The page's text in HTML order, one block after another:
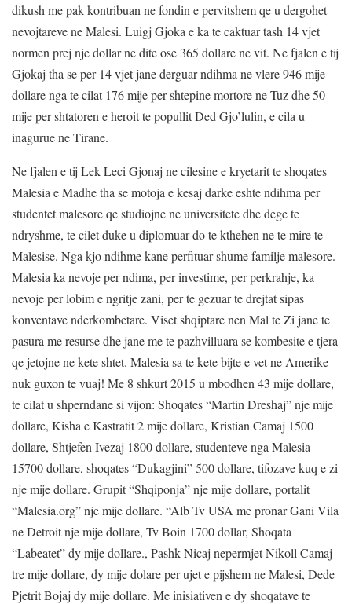
dikush me pak kontribuan ne fondin e pervitshem qe u dergohet
nevojtareve ne Malesi. Luigj Gjoka e ka te caktuar tash 14 vjet
normen prej nje dollar ne dite ose 365 dollare ne vit. Ne fjalen e tij
Gjokaj tha se per 14 vjet jane derguar ndihma ne vlere 946 mije
dollare nga te cilat 176 mije per shtepine mortore ne Tuz dhe 50
mije per shtatoren e heroit te popullit Ded Gjo’lulin, e cila u
inagurue ne Tirane.
Ne fjalen e tij Lek Leci Gjonaj ne cilesine e kryetarit te shoqates
Malesia e Madhe tha se motoja e kesaj darke eshte ndihma per
studentet malesore qe studiojne ne universitete dhe dege te
ndryshme, te cilet duke u diplomuar do te kthehen ne te mire te
Malesise. Nga kjo ndihme kane perfituar shume familje malesore.
Malesia ka nevoje per ndima, per investime, per perkrahje, ka
nevoje per lobim e ngritje zani, per te gezuar te drejtat sipas
konventave nderkombetare. Viset shqiptare nen Mal te Zi jane te
pasura me resurse dhe jane me te pazhvilluara se kombesite e tjera
qe jetojne ne kete shtet. Malesia sa te kete bijte e vet ne Amerike
nuk guxon te vuaj! Me 8 shkurt 2015 u mbodhen 43 mije dollare,
te cilat u shperndane si vijon: Shoqates “Martin Dreshaj” nje mije
dollare, Kisha e Kastratit 2 mije dollare, Kristian Camaj 1500
dollare, Shtjefen Ivezaj 1800 dollare, studenteve nga Malesia
15700 dollare, shoqates “Dukagjini” 500 dollare, tifozave kuq e zi
nje mije dollare. Grupit “Shqiponja” nje mije dollare, portalit
“Malesia.org” nje mije dollare. “Alb Tv USA me pronar Gani Vila
ne Detroit nje mije dollare, Tv Boin 1700 dollar, Shoqata
“Labeatet” dy mije dollare., Pashk Nicaj nepermjet Nikoll Camaj
tre mije dollare, dy mije dolare per ujet e pijshem ne Malesi, Dede
Pjetrit Bojaj dy mije dollare. Me inisiativen e dy shoqatave te